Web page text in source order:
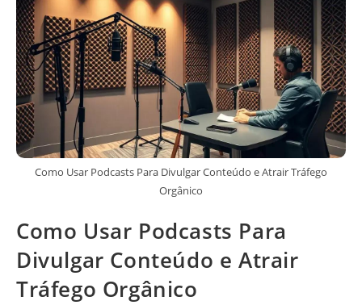
Como Usar Podcasts Para Divulgar Conteúdo e Atrair Tráfego
Orgânico
Como Usar Podcasts Para
Divulgar Conteúdo e Atrair
Tráfego Orgânico